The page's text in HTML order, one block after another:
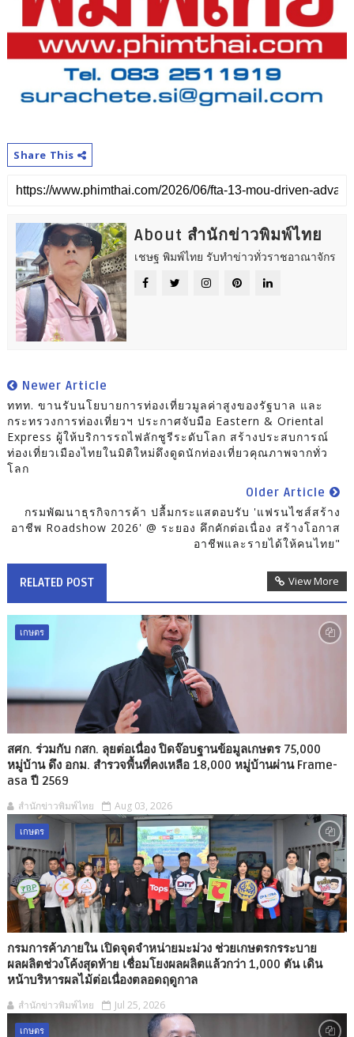
Share This
About สำนักข่าวพิมพ์ไทย
เชษฐ พิมพ์ไทย รับทำข่าวทั่วราชอาณาจักร
Newer Article
ททท. ขานรับนโยบายการท่องเที่ยวมูลค่าสูงของรัฐบาล และ
กระทรวงการท่องเที่ยวฯ ประกาศจับมือ Eastern & Oriental
Express ผู้ให้บริการรถไฟลักชูรีระดับโลก สร้างประสบการณ์
ท่องเที่ยวเมืองไทยในมิติใหม่ดึงดูดนักท่องเที่ยวคุณภาพจากทั่ว
โลก
Older Article
กรมพัฒนาธุรกิจการค้า ปลื้มกระแสตอบรับ 'แฟรนไชส์สร้าง
อาชีพ Roadshow 2026' @ ระยอง คึกคักต่อเนื่อง สร้างโอกาส
อาชีพและรายได้ให้คนไทย"
RELATED POST View More
เกษตร
สศก. ร่วมกับ กสก. ลุยต่อเนื่อง ปิดจ๊อบฐานข้อมูลเกษตร 75,000
หมู่บ้าน ดึง อกม. สำรวจพื้นที่คงเหลือ 18,000 หมู่บ้านผ่าน Frame-
asa ปี 2569
สำนักข่าวพิมพ์ไทย Aug 03, 2026
เกษตร
กรมการค้าภายใน เปิดจุดจำหน่ายมะม่วง ช่วยเกษตรกรระบาย
ผลผลิตช่วงโค้งสุดท้าย เชื่อมโยงผลผลิตแล้วกว่า 1,000 ตัน เดิน
หน้าบริหารผลไม้ต่อเนื่องตลอดฤดูกาล
สำนักข่าวพิมพ์ไทย Jul 25, 2026
เกษตร